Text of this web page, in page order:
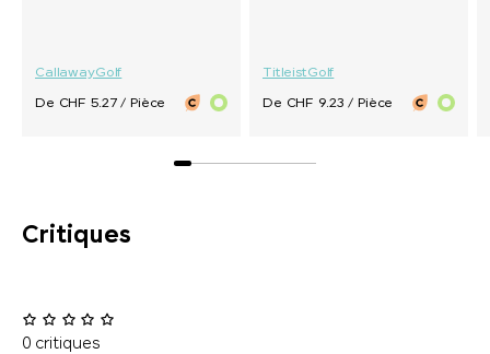
CallawayGolf
De CHF 5.27 / Pièce
TitleistGolf
De CHF 9.23 / Pièce
Critiques
0 critiques